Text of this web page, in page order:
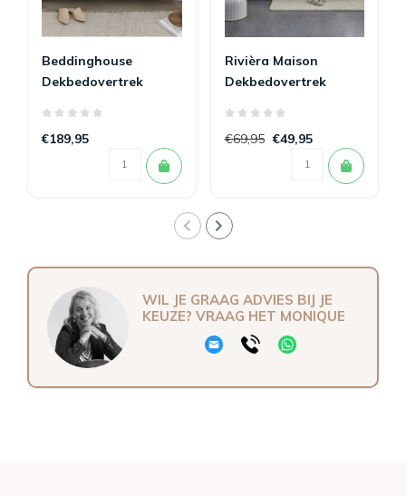
Beddinghouse
Dekbedovertrek
€189,95
Rivièra Maison
Dekbedovertrek
€69,95 €49,95
WIL JE GRAAG ADVIES BIJ JE
KEUZE? VRAAG HET MONIQUE